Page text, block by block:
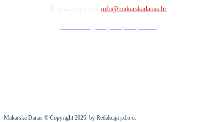
info@makarskadanas.hr
Makarska Danas © Copyright2026. by Redakcija j.d.o.o.